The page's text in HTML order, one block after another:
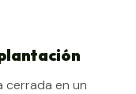
cerrada en un